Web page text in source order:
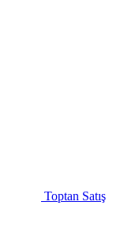
Toptan Satış